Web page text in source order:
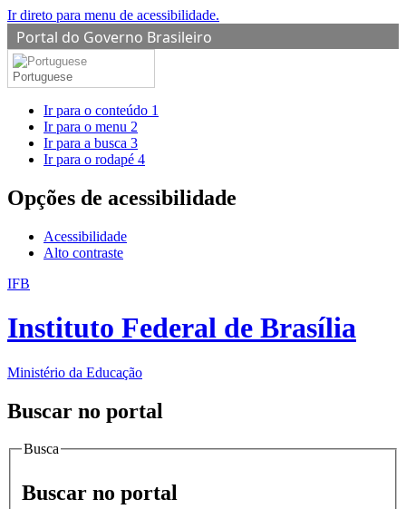
Ir direto para menu de acessibilidade.
Portal do Governo Brasileiro
Portuguese
Ir para o conteúdo 1
Ir para o menu 2
Ir para a busca 3
Ir para o rodapé 4
Opções de acessibilidade
Acessibilidade
Alto contraste
IFB
Instituto Federal de Brasília
Ministério da Educação
Buscar no portal
Busca
Buscar no portal